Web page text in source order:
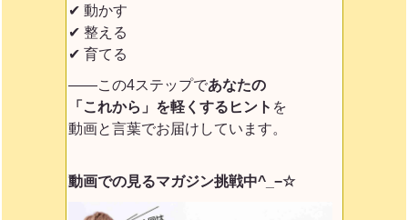
✔ 動かす
✔ 整える
✔ 育てる
——この4ステップであなたの
「これから」を軽くするヒント を
動画と言葉でお届けしています。
動画での見るマガジン挑戦中^_−☆